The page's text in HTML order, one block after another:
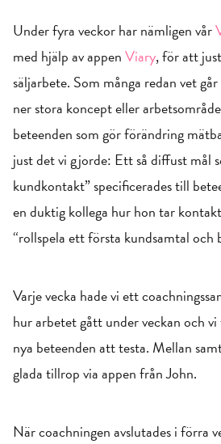
Under fyra veckor har nämligen vår
med hjälp av appenViary, för att
säljarbete. Som många redan vet
ner stora koncept eller
beteenden som gör förändring
just det vi gjorde: Ett så diffust mål
kundkontakt” specificerades till
en duktig kollega hur hon tar
“rollspela ett första kundsamtal och
Varje vecka hade vi ett
hur arbetet gått under veckan och
nya beteenden att testa. Mellan
glada tillrop via appen från John.
När coachningen avslutades i förra